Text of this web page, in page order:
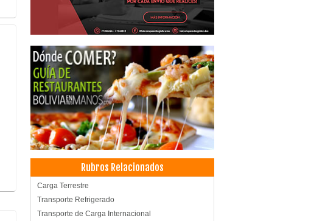
Rubros Relacionados
Carga Terrestre
Transporte Refrigerado
Transporte de Carga Internacional